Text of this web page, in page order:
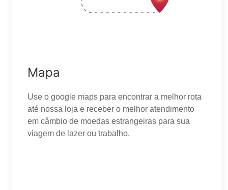
Mapa
Use o google maps para encontrar a melhor rota
até nossa loja e receber o melhor atendimento
em câmbio de moedas estrangeiras para sua
viagem de lazer ou trabalho.